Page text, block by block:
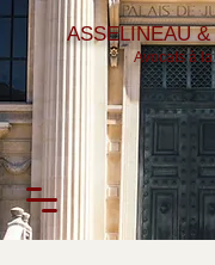
ASSELINEAU
Avocats à